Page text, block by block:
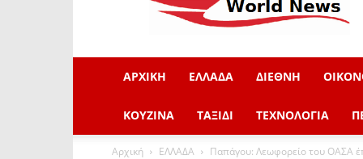
ΑΡΧΙΚΗ ΕΛΛΑΔΑ ΔΙΕΘΝΗ
ΚΟΥΖΙΝΑ ΤΑΞΙΔΙ ΤΕΧΝΟΛΟΓΙΑ
Αρχική ΕΛΛΑΔΑ Παπάγου: Λεωφορείο του ΟΑΣΑ